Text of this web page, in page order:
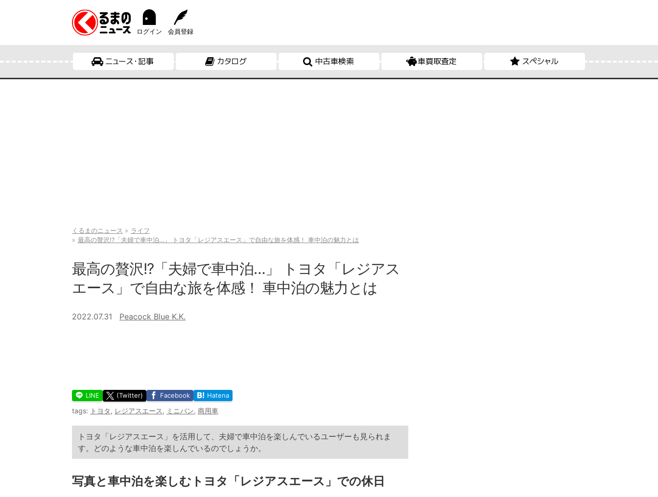
ログイン 会員登録
ニュース・記事 カタログ 中古車検索 車買取査定 スペシャル
くるまのニュース
ライフ
最高の贅沢!?「夫婦で車中泊…」 トヨタ「レジアスエース」で自由な旅を体感！ 車中泊の魅力とは
最高の贅沢!?「夫婦で車中泊…」 トヨタ「レジアス
エース」で自由な旅を体感！ 車中泊の魅力とは
2022.07.31 Peacock Blue K.K.
LINE (Twitter) Facebook Hatena
tags: トヨタ, レジアスエース, ミニバン, 商用車
トヨタ「レジアスエース」を活用して、夫婦で車中泊を楽しんでいるユーザーも見られま
す。どのような車中泊を楽しんでいるのでしょうか。
写真と車中泊を楽しむトヨタ「レジアスエース」での休日